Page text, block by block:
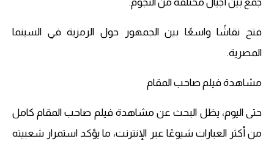
فتح نقاشًا واسعًا بين الجمهور حول الرمزية في السينما
المصرية.
مشاهدة فيلم صاحب المقام
حتى اليوم، يظل البحث عن مشاهدة فيلم صاحب المقام كامل
من أكثر العبارات شيوعًا عبر الإنترنت، ما يؤكد استمرار شعبيته